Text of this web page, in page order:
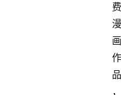
费
漫
画
作
品
，